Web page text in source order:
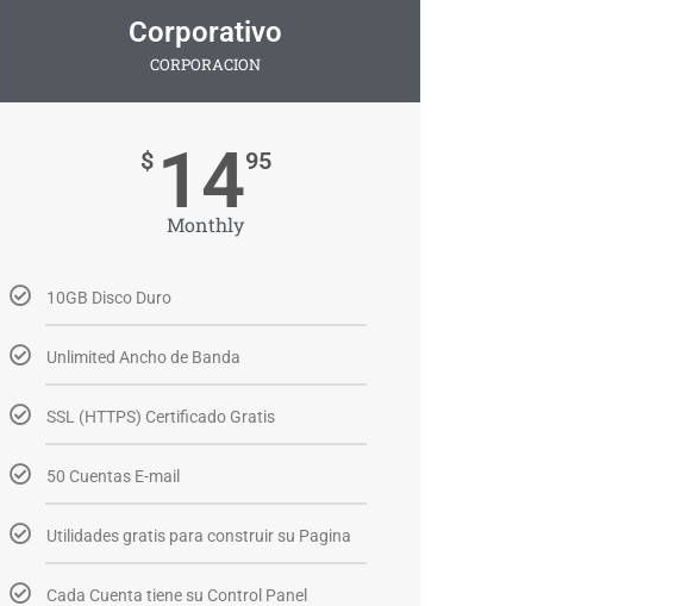
Corporativo
CORPORACION
$ 1495
Monthly
10GB Disco Duro
Unlimited Ancho de Banda
SSL (HTTPS) Certificado Gratis
50 Cuentas E-mail
Utilidades gratis para construir su Pagina
Cada Cuenta tiene su Control Panel